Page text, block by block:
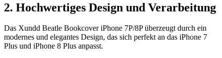
2. Hochwertiges Design und Verarbeitung
Das Xundd Beatle Bookcover iPhone 7P/8P überzeugt durch ein
modernes und elegantes Design, das sich perfekt an das iPhone 7
Plus und iPhone 8 Plus anpasst.